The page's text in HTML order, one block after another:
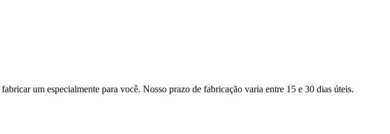
um especialmente para você. Nosso prazo de fabricação varia entre 15 e 30 dias úteis.